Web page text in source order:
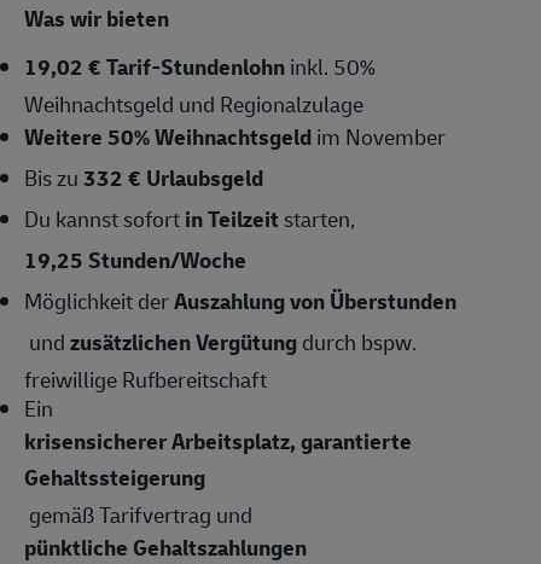
Was wir bieten
19,02 € Tarif-Stundenlohninkl. 50%
Weihnachtsgeld und Regionalzulage
Weitere 50% Weihnachtsgeldim November
Bis zu332 € Urlaubsgeld
Du kannst sofortin Teilzeit starten,
19,25 Stunden/Woche
Möglichkeit derAuszahlung von Überstunden
undzusätzlichen Vergütungdurch bspw.
freiwillige Rufbereitschaft
Ein
krisensicherer Arbeitsplatz, garantierte
Gehaltssteigerung
gemäß Tarifvertrag und
pünktliche Gehaltszahlungen